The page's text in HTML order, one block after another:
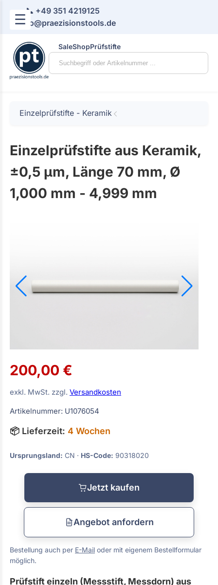
☰
📞 +49 351 4219125
📧 info@praezisionstools.de
SaleShopPrüfstifte
Einzelprüfstifte - Keramik
Einzelprüfstifte aus Keramik,
±0,5 µm, Länge 70 mm, Ø
1,000 mm - 4,999 mm
200,00 €
exkl. MwSt. zzgl. Versandkosten
Artikelnummer: U1076054
📦 Lieferzeit: 4 Wochen
Ursprungsland: CN · HS-Code: 90318020
Jetzt kaufen
Angebot anfordern
Bestellung auch per E-Mail oder mit eigenem Bestellformular
möglich.
Prüfstift einzeln (Messstift, Messdorn) aus